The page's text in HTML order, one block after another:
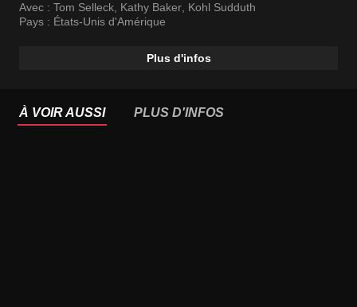
Avec : Tom Selleck Kathy Baker Kohl Sudduth
Pays : États-Unis d'Amérique
Plus d'infos
À VOIR AUSSI PLUS D'INFOS